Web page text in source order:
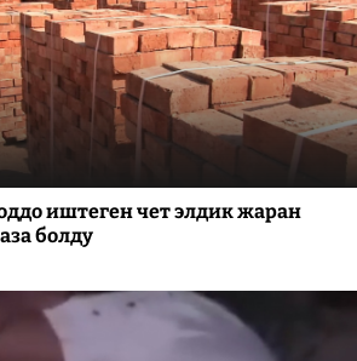
иштеген чет элдик жаран
болду